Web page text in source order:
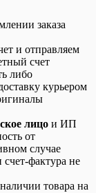
заказа
и отправляем
счет
либо
курьером
лицо и ИП
от
случае
фактура не
товара на